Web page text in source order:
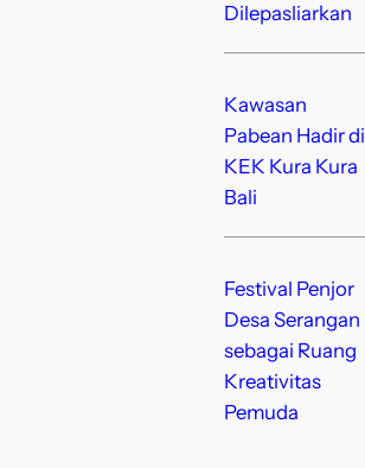
Dilepasliarkan
Kawasan
Pabean Hadir di
KEK Kura Kura
Bali
Festival Penjor
Desa Serangan
sebagai Ruang
Kreativitas
Pemuda